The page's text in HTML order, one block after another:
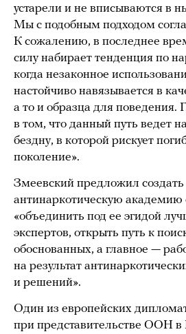
устарели и не вписываются в
Мы с подобным подходом
К сожалению, в последнее
силу набирает тенденция по
когда незаконное
настойчиво навязывается в
а то и образца для поведения.
в том, что данный путь ведет
бездну, в которой рискует
поколение».
Змеевский предложил
антинаркотическую академию
«объединить под ее эгидой
экспертов, открыть путь к
обоснованных, а главное —
на результат
и решений».
Один из европейских
при представительстве ООН в